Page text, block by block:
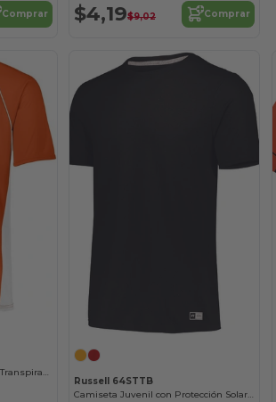
Comprar $4,19$9,02 Comprar
Camiseta Deportiva Juvenil Transpirable
Russell 64STTB
Camiseta Juvenil con Protección Solar y Antiodor